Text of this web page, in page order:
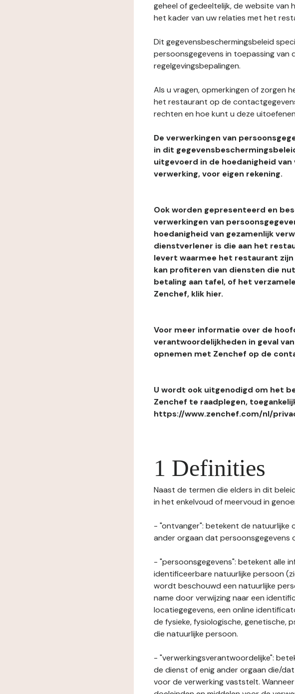
geheel of gedeeltelijk, de website van
het kader van uw relaties met het
Dit gegevensbeschermingsbeleid
persoonsgegevens in toepassing van
regelgevingsbepalingen.
Als u vragen, opmerkingen of
het restaurant op de
rechten en hoe kunt u deze
De verwerkingen van
in dit
uitgevoerd in de hoedanigheid
verwerking, voor eigen rekening.
Ook worden gepresenteerd en
verwerkingen van
hoedanigheid van gezamenlijk
dienstverlener is die aan het
levert waarmee het restaurant
kan profiteren van diensten die
betaling aan tafel, of het
Zenchef, klik hier.
Voor meer informatie over de
verantwoordelijkheden in geval
opnemen met Zenchef op de
U wordt ook uitgenodigd om het
Zenchef te raadplegen,
https://www.zenchef.com/nl/
1 Definities
Naast de termen die elders in dit
in het enkelvoud of meervoud in
- "ontvanger": betekent de
ander orgaan dat persoonsgegevens
- "persoonsgegevens": betekent alle
identificeerbare natuurlijke persoon
wordt beschouwd een natuurlijke
name door verwijzing naar een
locatiegegevens, een online
de fysieke, fysiologische, genetische,
die natuurlijke persoon.
- "verwerkingsverantwoordelijke":
de dienst of enig ander orgaan die/
voor de verwerking vaststelt.